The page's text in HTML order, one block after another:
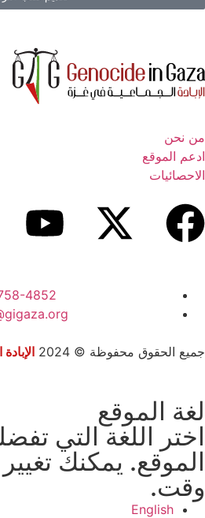
من نحن
ادعم الموقع
الاحصائيات
4852
جميع الحقوق محفوظة © 2024
لغة الموقع
اختر اللغة التي
الموقع. يمكنك
وقت.
English